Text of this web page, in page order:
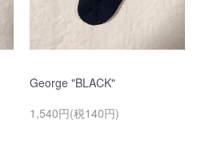
George "BLACK"
1,540円(税140円)